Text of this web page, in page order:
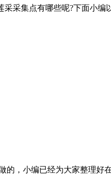
采集点有哪些呢?下面小编
，小编已经为大家整理好